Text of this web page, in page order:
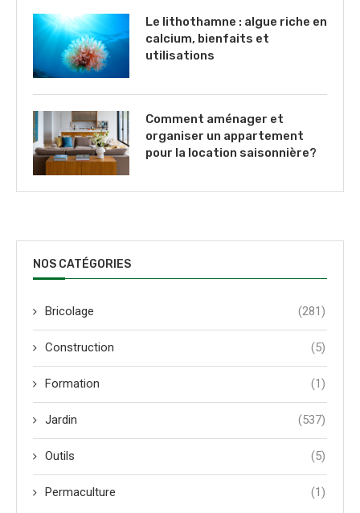
Le lithothamne : algue riche en
calcium, bienfaits et
utilisations
Comment aménager et
organiser un appartement
pour la location saisonnière?
NOS CATÉGORIES
Bricolage (281)
Construction (5)
Formation (1)
Jardin (537)
Outils (5)
Permaculture (1)